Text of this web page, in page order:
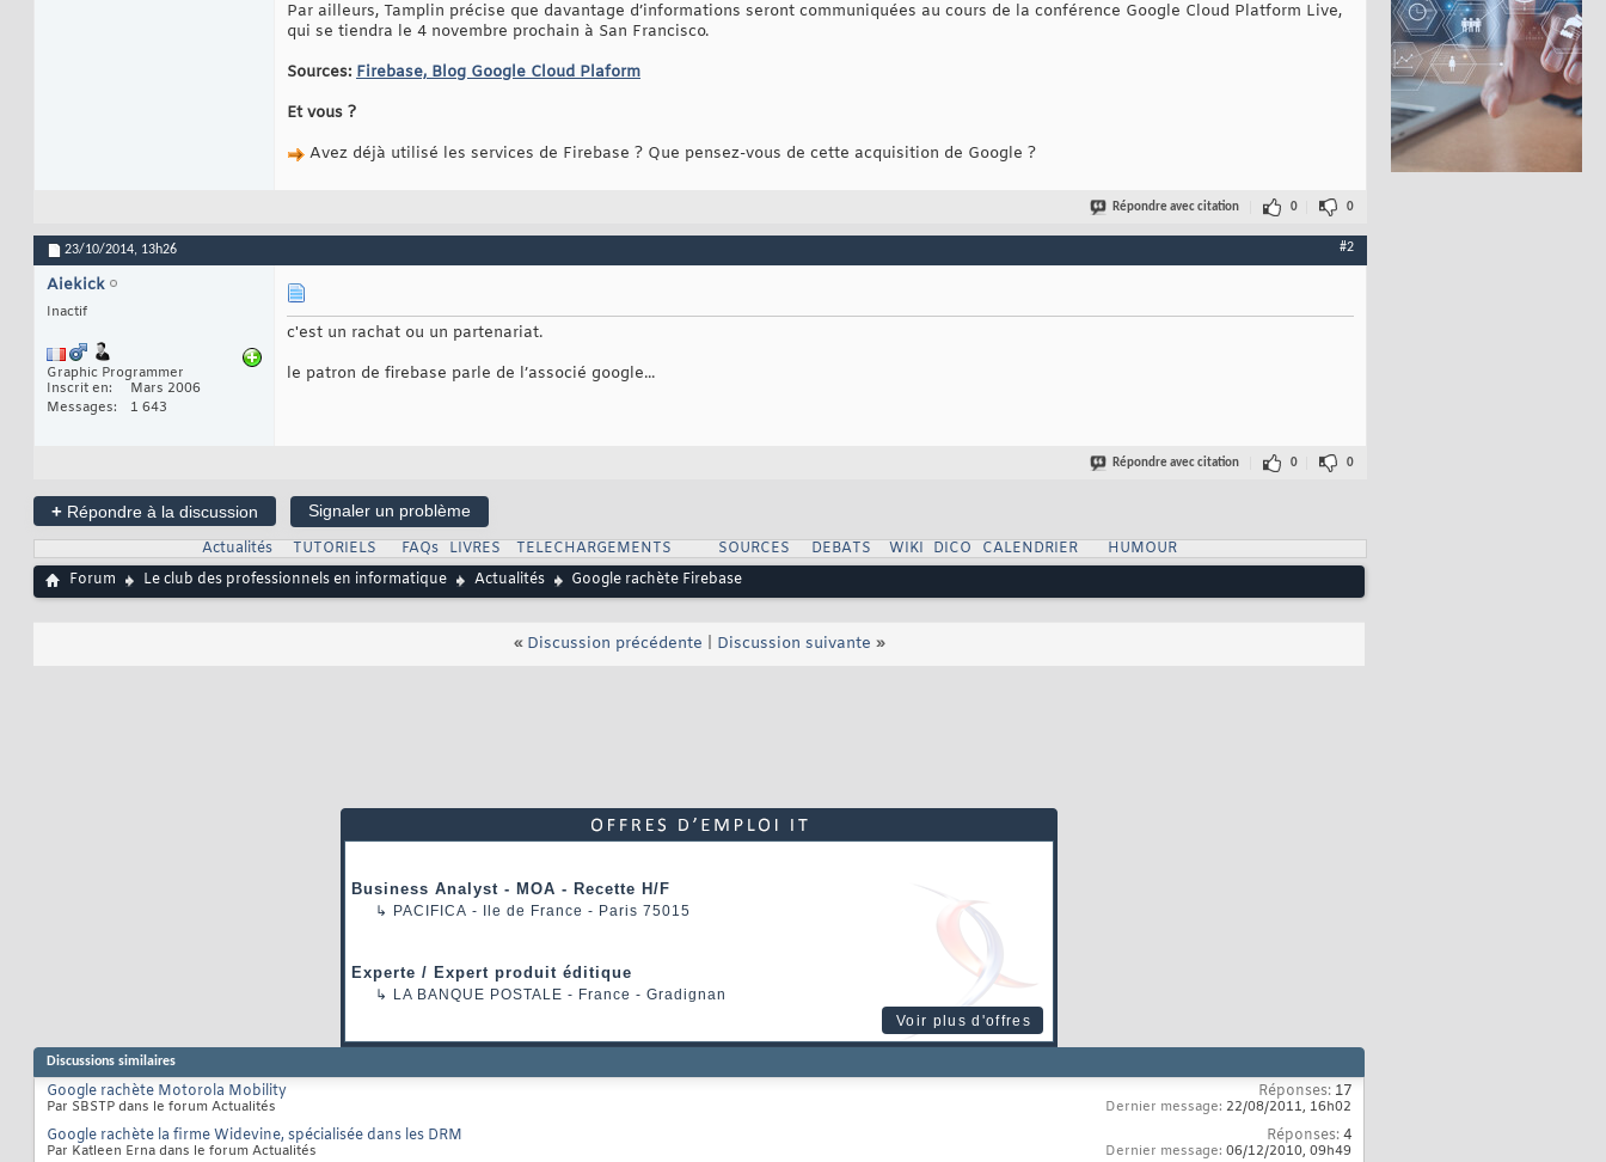
Par ailleurs, Tamplin précise que davantage d’informations seront communiquées au cours de la conférence Google Cloud Platform Live,
qui se tiendra le 4 novembre prochain à San Francisco.
Sources: Firebase, Blog Google Cloud Plaform
Et vous ?
Avez déjà utilisé les services de Firebase ? Que pensez-vous de cette acquisition de Google ?
Répondre avec citation 0 0
23/10/2014, 13h26 #2
Aiekick
Inactif
Graphic Programmer
Inscrit en
Mars 2006
Messages
1 643
c'est un rachat ou un partenariat.
le patron de firebase parle de l’associé google...
Répondre avec citation 0 0
+ Répondre à la discussion
Signaler un problème
Actualités
TUTORIELS FAQs LIVRES TELECHARGEMENTS SOURCES DEBATS WIKI DICO CALENDRIER
HUMOUR
Forum
Le club des professionnels en informatique Actualités Google rachète Firebase
« Discussion précédente Discussion suivante »
Business Analyst - MOA - Recette H/F
↳ PACIFICA - Ile de France - Paris 75015
Experte / Expert produit éditique
↳ LA BANQUE POSTALE - France - Gradignan
Voir plus d'offres
Discussions similaires
Google rachète Motorola Mobility
Par SBSTP dans le forum Actualités
Réponses: 17
Dernier message: 22/08/2011, 16h02
Google rachète la firme Widevine, spécialisée dans les DRM
Par Katleen Erna dans le forum Actualités
Réponses:4
Dernier message: 06/12/2010, 09h49